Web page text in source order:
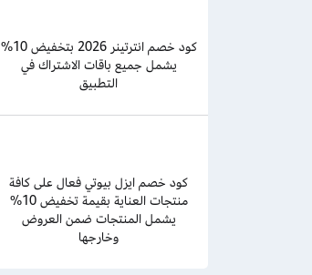
كود خصم انترتينر 2026 بتخفيض 10%
يشمل جميع باقات الاشتراك في
التطبيق
كود خصم ايزل بيوتي فعال على كافة
منتجات العناية بقيمة تخفيض 10%
يشمل المنتجات ضمن العروض
وخارجها